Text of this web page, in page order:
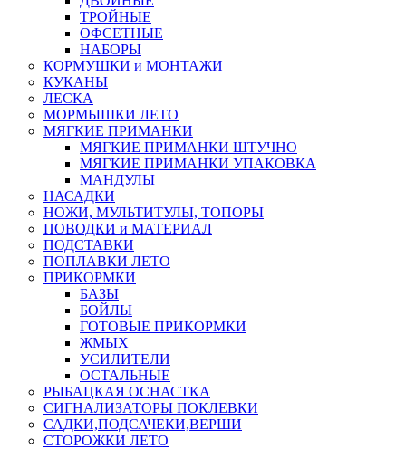
ТРОЙНЫЕ
ОФСЕТНЫЕ
НАБОРЫ
КОРМУШКИ и МОНТАЖИ
КУКАНЫ
ЛЕСКА
МОРМЫШКИ ЛЕТО
МЯГКИЕ ПРИМАНКИ
МЯГКИЕ ПРИМАНКИ ШТУЧНО
МЯГКИЕ ПРИМАНКИ УПАКОВКА
МАНДУЛЫ
НАСАДКИ
НОЖИ, МУЛЬТИТУЛЫ, ТОПОРЫ
ПОВОДКИ и МАТЕРИАЛ
ПОДСТАВКИ
ПОПЛАВКИ ЛЕТО
ПРИКОРМКИ
БАЗЫ
БОЙЛЫ
ГОТОВЫЕ ПРИКОРМКИ
ЖМЫХ
УСИЛИТЕЛИ
ОСТАЛЬНЫЕ
РЫБАЦКАЯ ОСНАСТКА
СИГНАЛИЗАТОРЫ ПОКЛЕВКИ
САДКИ,ПОДСАЧЕКИ,ВЕРШИ
СТОРОЖКИ ЛЕТО